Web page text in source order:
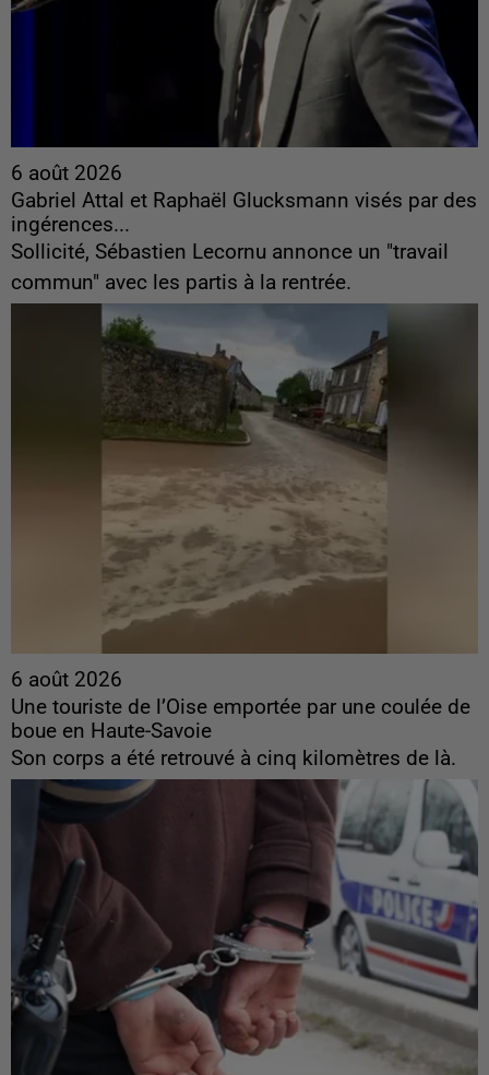
6 août 2026
Gabriel Attal et Raphaël Glucksmann visés par des
ingérences...
Sollicité, Sébastien Lecornu annonce un "travail
commun" avec les partis à la rentrée.
6 août 2026
Une touriste de l’Oise emportée par une coulée de
boue en Haute-Savoie
Son corps a été retrouvé à cinq kilomètres de là.